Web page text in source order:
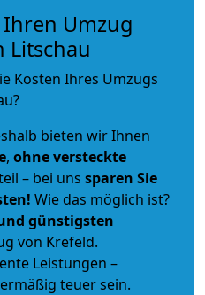
Umzug
Litschau
Kosten Ihres Umzugs
bieten wir Ihnen
, ohne versteckte
– bei uns sparen Sie
Wie das möglich ist?
günstigsten
von Krefeld.
Leistungen –
teuer sein.